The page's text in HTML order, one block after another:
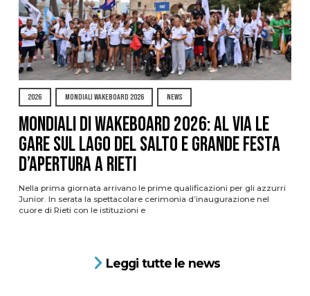
2026 MONDIALI WAKEBOARD 2026 NEWS
Mondiali di Wakeboard 2026: al via le
gare sul Lago del Salto e grande festa
d’apertura a Rieti
Nella prima giornata arrivano le prime qualificazioni per gli azzurri
Junior. In serata la spettacolare cerimonia d’inaugurazione nel
cuore di Rieti con le istituzioni e
Leggi tutte le news